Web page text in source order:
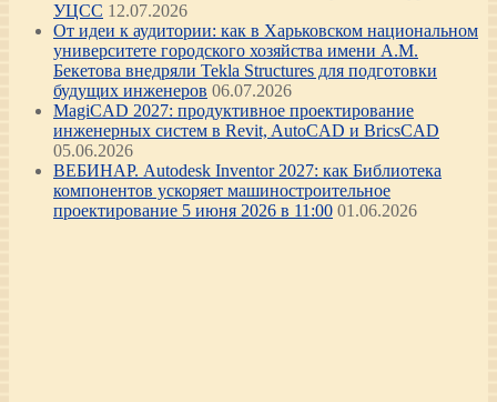
УЦСС 12.07.2026
От идеи к аудитории: как в Харьковском национальном
университете городского хозяйства имени А.М.
Бекетова внедряли Tekla Structures для подготовки
будущих инженеров 06.07.2026
MagiCAD 2027: продуктивное проектирование
инженерных систем в Revit, AutoCAD и BricsCAD
05.06.2026
ВЕБИНАР. Autodesk Inventor 2027: как Библиотека
компонентов ускоряет машиностроительное
проектирование 5 июня 2026 в 11:00 01.06.2026